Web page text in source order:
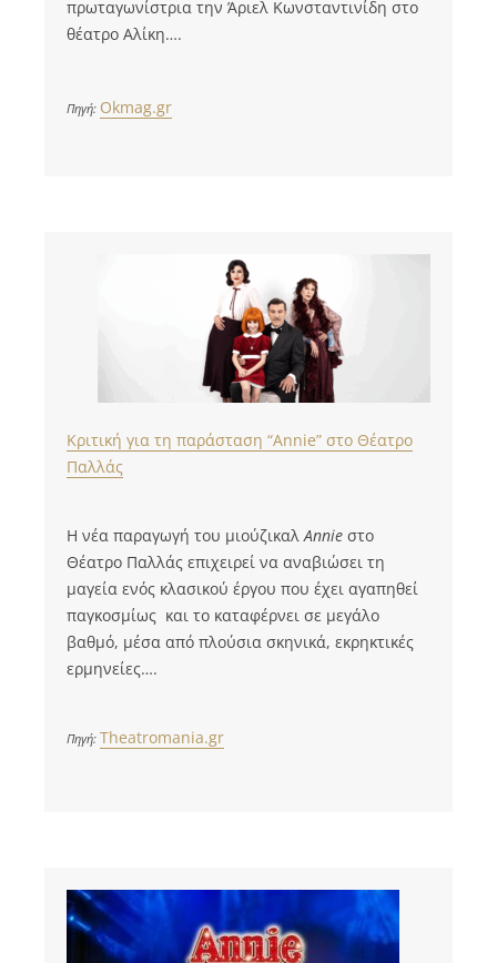
πρωταγωνίστρια την Άριελ Κωνσταντινίδη στο
θέατρο Αλίκη….
Πηγή: Okmag.gr
Κριτική για τη παράσταση “Annie” στο Θέατρο
Παλλάς
Η νέα παραγωγή του μιούζικαλ Annieστο
Θέατρο Παλλάς επιχειρεί να αναβιώσει τη
μαγεία ενός κλασικού έργου που έχει αγαπηθεί
παγκοσμίως και το καταφέρνει σε μεγάλο
βαθμό, μέσα από πλούσια σκηνικά, εκρηκτικές
ερμηνείες….
Πηγή: Theatromania.gr